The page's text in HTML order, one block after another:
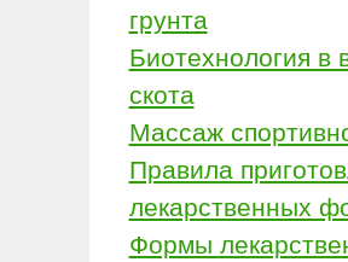
грунта
Биотехнология в
скота
Массаж
Правила
лекарственных
Формы